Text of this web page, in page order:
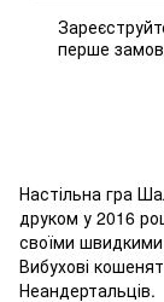
перше
Настільна гра
друком у 2016
своїми
Вибухові
Неандертальців.